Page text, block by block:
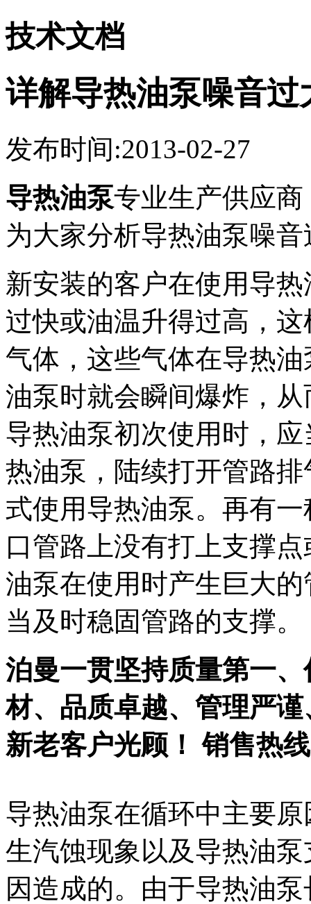
技术文档
详解导热油泵噪音过
发布时间:2013-02-27
导热油泵专业生产供应
为大家分析导热油泵噪
新安装的客户在使用导
过快或油温升得过高，
气体，这些气体在导热
油泵时就会瞬间爆炸，
导热油泵初次使用时，
热油泵，陆续打开管路
式使用导热油泵。再有
口管路上没有打上支撑
油泵在使用时产生巨大
当及时稳固管路的支撑。
泊曼一贯坚持质量第一
材、品质卓越、管理严
新老客户光顾！ 销售热
导热油泵在循环中主要
生汽蚀现象以及导热油
因造成的。由于导热油